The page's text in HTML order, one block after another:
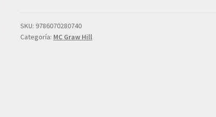
2017
cantidad
SKU: 9786070280740
Categoría: MC Graw Hill